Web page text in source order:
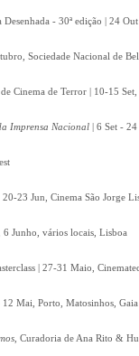
- 30ª edição | 24
Sociedade Nacional de
Cinema de Terror | 10-15
Imprensa Nacional | 6 Set -
23 Jun, Cinema São Jorge
6 Junho, vários locais, Lisboa
| 27-31 Maio,
Mai, Porto, Matosinhos, Gaia
, Curadoria de Ana Rito &